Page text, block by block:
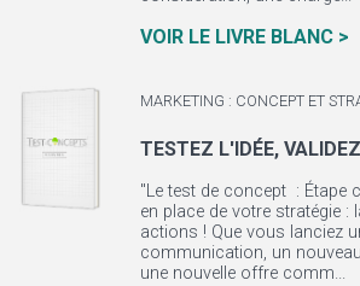
VOIR LE LIVRE BLANC >
MARKETING : CONCEPT ET
TESTEZ L'IDÉE,
"Le test de concept : Étape
en place de votre stratégie :
actions ! Que vous lanciez
communication, un
une nouvelle offre comm...